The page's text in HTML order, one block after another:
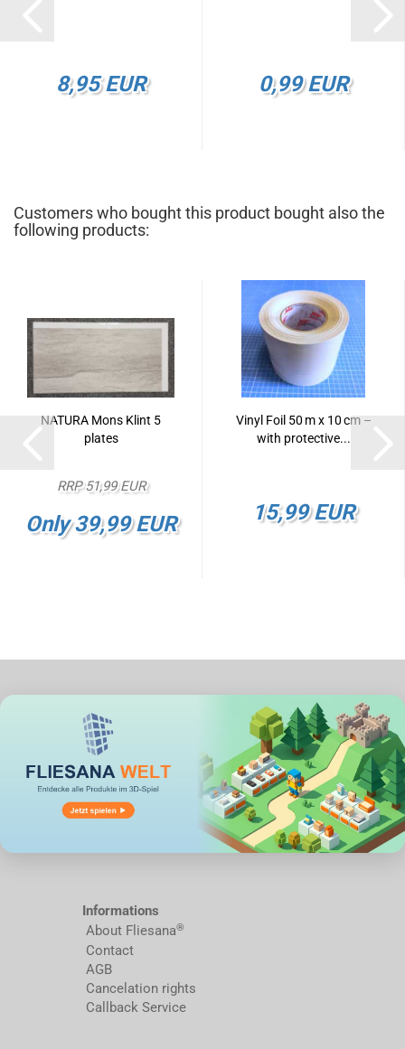
8,95 EUR 0,99 EUR
Customers who bought this product bought also the
following products:
NATURA Mons Klint 5
plates
RRP 51,99 EUR
Only 39,99 EUR
Vinyl Foil 50 m x 10 cm –
with protective...
15,99 EUR
Informations
About Fliesana®
Contact
AGB
Cancelation rights
Callback Service